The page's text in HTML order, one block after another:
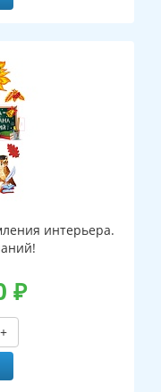
интерьера.
₽
+